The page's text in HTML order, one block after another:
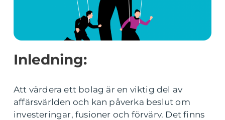
Inledning:
Att värdera ett bolag är en viktig del av
affärsvärlden och kan påverka beslut om
investeringar, fusioner och förvärv. Det finns